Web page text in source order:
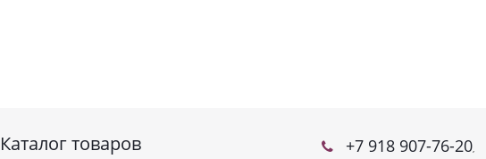
Каталог товаров +7 918 907-76-20,